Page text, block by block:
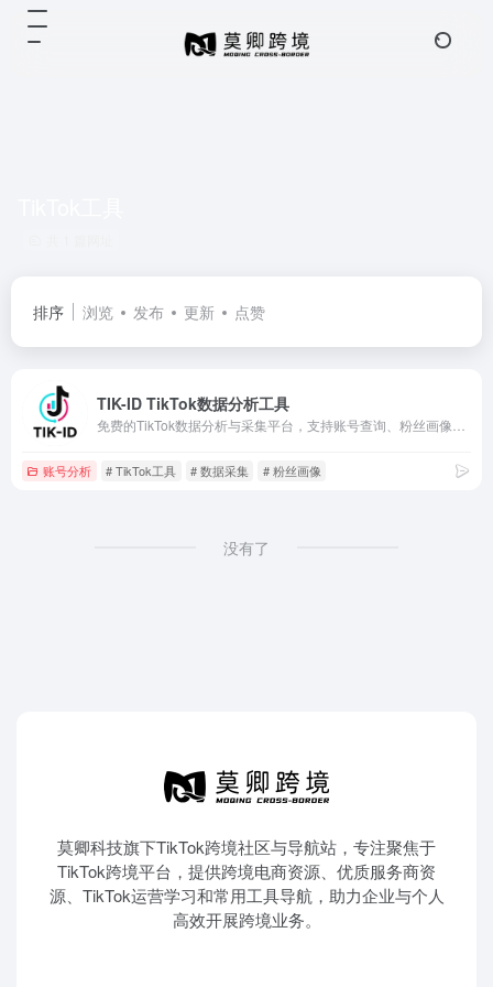
排序 浏览 发布 更新 点赞
TIK-ID TikTok数据分析工具
账号分析 # TikTok工具 # 数据采集 # 粉丝画像
没有了
莫卿科技旗下TikTok跨境社区与导航站，专注聚焦于
TikTok跨境平台，提供跨境电商资源、优质服务商资
源、TikTok运营学习和常用工具导航，助力企业与个人
高效开展跨境业务。